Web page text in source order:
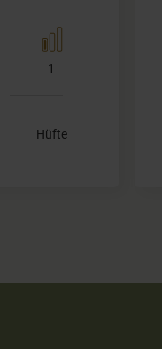
1
Hüfte